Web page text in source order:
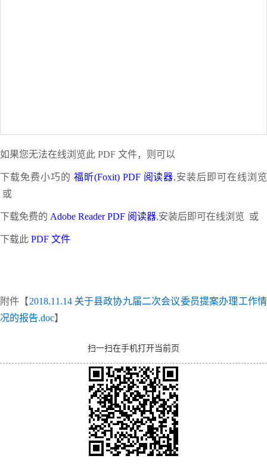
如果您无法在线浏览此 PDF 文件，则可以
下载免费小巧的 福昕(Foxit) PDF 阅读器,安装后即可在线浏览
或
下载免费的 Adobe Reader PDF 阅读器,安装后即可在线浏览 或
下载此 PDF 文件
附件【2018.11.14 关于县政协九届二次会议委员提案办理工作情
况的报告.doc】
扫一扫在手机打开当前页